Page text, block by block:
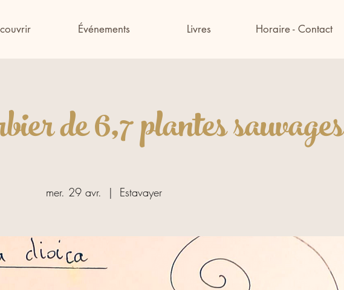
Événements Livres Horaire - Contact
de 6,7 plantes sauvages
mer. 29 avr.
  |
Estavayer